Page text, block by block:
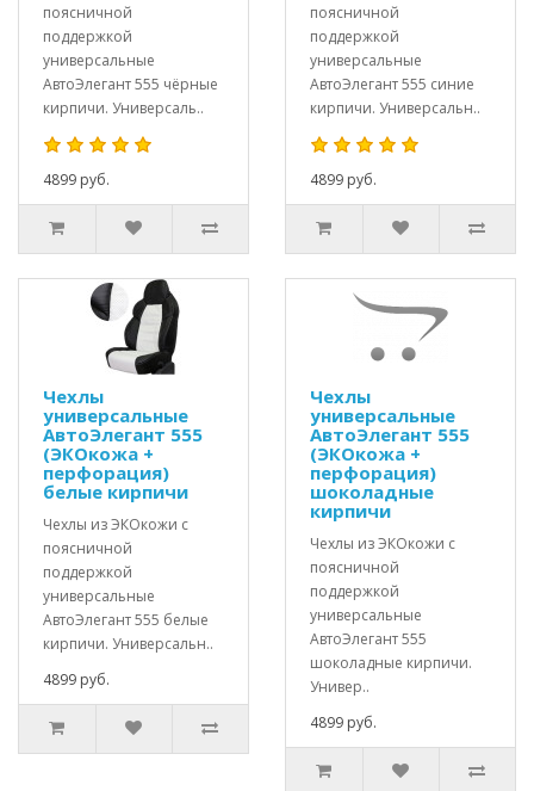
поясничной
поддержкой
универсальные
АвтоЭлегант 555 чёрные
кирпичи. Универсаль..
4899 руб.
поясничной
поддержкой
универсальные
АвтоЭлегант 555 синие
кирпичи. Универсальн..
4899 руб.
Чехлы
универсальные
АвтоЭлегант 555
(ЭКОкожа +
перфорация)
белые кирпичи
Чехлы из ЭКОкожи с
поясничной
поддержкой
универсальные
АвтоЭлегант 555 белые
кирпичи. Универсальн..
4899 руб.
Чехлы
универсальные
АвтоЭлегант 555
(ЭКОкожа +
перфорация)
шоколадные
кирпичи
Чехлы из ЭКОкожи с
поясничной
поддержкой
универсальные
АвтоЭлегант 555
шоколадные кирпичи.
Универ..
4899 руб.